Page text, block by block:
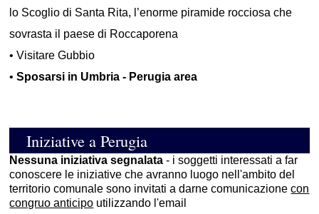
lo Scoglio di Santa Rita, l’enorme piramide rocciosa che
sovrasta il paese di Roccaporena
•Visitare Gubbio
•Sposarsi in Umbria - Perugia area
Iniziative a Perugia
Nessuna iniziativa segnalata - i soggetti interessati a far
conoscere le iniziative che avranno luogo nell'ambito del
territorio comunale sono invitati a darne comunicazionecon
congruo anticipo utilizzando l'email